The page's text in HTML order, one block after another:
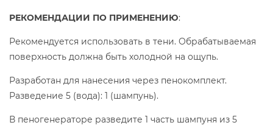
РЕКОМЕНДАЦИИ ПО ПРИМЕНЕНИЮ:
Рекомендуется использовать в тени. Обрабатываемая
поверхность должна быть холодной на ощупь.
Разработан для нанесения через пенокомплект.
Разведение 5 (вода): 1 (шампунь).
В пеногенераторе разведите 1 часть шампуня из 5